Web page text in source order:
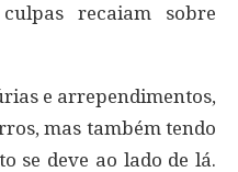
recaiam sobre
e arrependimentos,
mas também tendo
se deve ao lado de lá.